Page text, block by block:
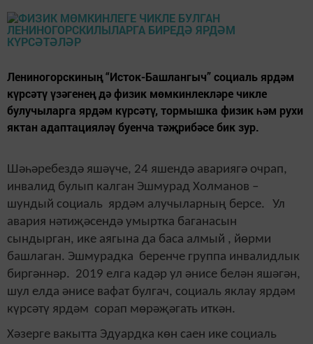
Лениногорскиның “Исток-Башлангыч” социаль ярдәм
күрсәтү үзәгенең дә физик мөмкинлекләре чикле
булучыларга ярдәм күрсәтү, тормышка физик һәм рухи
яктан адаптацияләү буенча тәҗрибәсе бик зур.
Шәһәребездә яшәүче, 24 яшендә авариягә очрап,
инвалид булып калган Эшмурад Холманов –
шундый социаль ярдәм алучыларның берсе.
Ул
авария нәтиҗәсендә умыртка баганасын
сындырган, ике аягына да баса алмый , йөрми
башлаган. Эшмурадка беренче группа инвалидлык
биргәннәр. 2019 елга кадәр ул әнисе белән яшәгән,
шул елда әнисе вафат булгач, социаль яклау ярдәм
күрсәтү ярдәм сорап мөрәҗәгать иткән.
Хәзерге вакытта Эдуардка көн саен ике социаль